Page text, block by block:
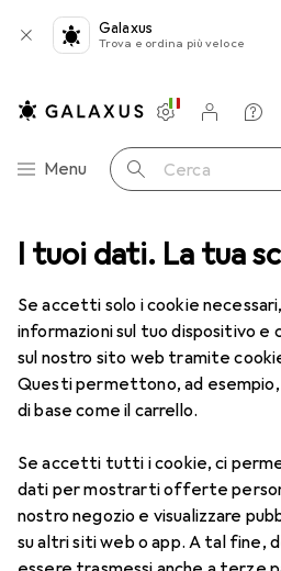
I tuoi dati. La tua
Se accetti solo i cookie
informazioni sul tuo dispositivo
sul nostro sito web tramite
Questi permettono, ad esempio,
di base come il carrello.
Se accetti tutti i cookie, ci
dati per mostrarti offerte
nostro negozio e visualizzare
su altri siti web o app. A tal fine,
Galaxus
Trova e ordina più veloce
Categoria Navigazione
Menu Cerca
Impostazioni
Conto cliente
Liste di confronto
Liste dei desideri
Carrello
Lenti a contatto Air Optix più
1 Immagine
−5%
Air Optix più
l'astigmatismo
+3, Obiettivo mensile, 6 pz.,